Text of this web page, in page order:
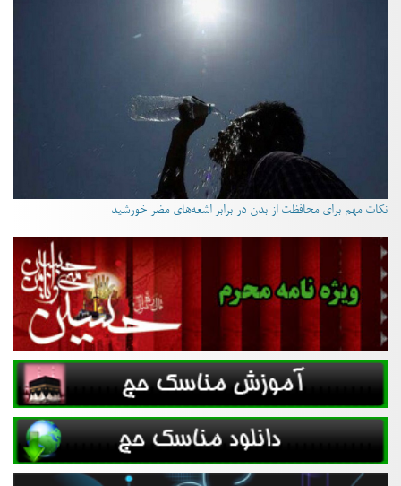
نکات مهم برای محافظت از بدن در برابر اشعه‌های مضر خورشید